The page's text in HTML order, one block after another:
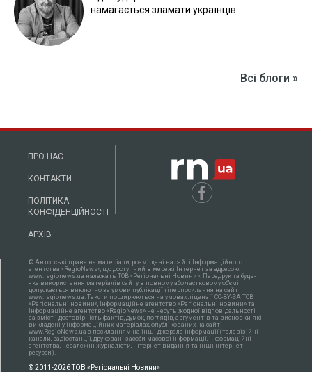
намагається зламати українців
Всі блоги »
ПРО НАС
КОНТАКТИ
ПОЛІТИКА
КОНФІДЕНЦІЙНОСТІ
АРХІВ
© Авторські права на матеріали, розміщені на сайті Інформаційного
агентства «RegioNews», що доступний в мережі Інтернет за адресою:
www.regionews.ua належать ТОВ «Регіональні Новини». Передрук та будь-
яке використання матеріалів сайту в повному або частковому об'ємі
допускається виключно за умови публікації гіперпосилання на сайт
www.regionews.ua. Тексти поширюються нa умовах ліцензії CC-BY-SA ТОВ
«Регіональні новини», Інформаційне агентство «Регіональні новини» та
Інформаційне агентство «RegioNews» не несуть жодної відповідальності
за зміст і достовірність фактів, думок, поглядів, аргументів та висновки, які
викладені у інформаційних матеріалах, опублікованих на сайті
www.RegioNews.ua з посиланням на інші джерела інформації (телевізійні
канали, радіостанції, друковані засоби масової інформації, інформаційні
агентства, незалежні журналісти, інтернет-видання та інші інтернет-
ресурси).
© 2011-2026 ТОВ «Регіональні Новини»